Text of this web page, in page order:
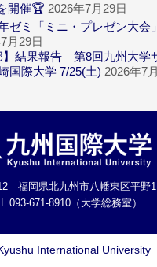
開催🏆 2026年7月29日
ゼミ「ミニ・プレゼン大会
月29日
】結果報告 第8回九州大学
国際大学 7/25(土) 2026年7
福岡県北九州市八幡東区平野
671-8910（大学総務室）
International University